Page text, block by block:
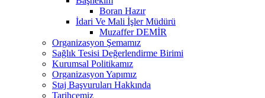
Boran Hazır
İdari Ve Mali İşler Müdürü
Muzaffer DEMİR
Organizasyon Şemamız
Sağlık Tesisi Değerlendirme Birimi
Kurumsal Politikamız
Organizasyon Yapımız
Staj Başvuruları Hakkında
Tarihçemiz